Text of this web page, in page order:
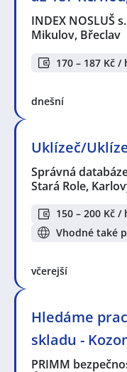
INDEX NOSLUŠ
Mikulov, Břeclav
170 – 187 Kč /
dnešní
Uklízeč/
Správná
Stará Role,
150 – 200 Kč /
Vhodné také
včerejší
Hledáme
skladu -
PRIMM